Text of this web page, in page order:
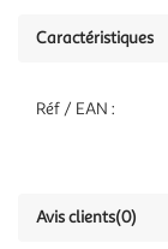
Caractéristiques
Réf / EAN :
Avis clients(0)